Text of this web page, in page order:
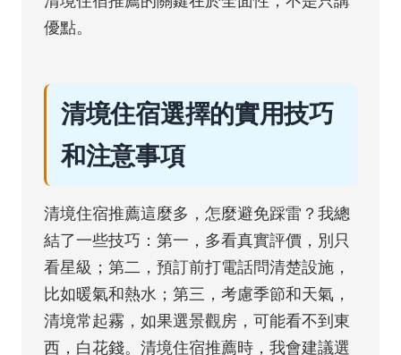
優點。
清境住宿選擇的實用技巧
和注意事項
清境住宿推薦這麼多，怎麼避免踩雷？我總
結了一些技巧：第一，多看真實評價，別只
看星級；第二，預訂前打電話問清楚設施，
比如暖氣和熱水；第三，考慮季節和天氣，
清境常起霧，如果選景觀房，可能看不到東
西，白花錢。清境住宿推薦時，我會建議選